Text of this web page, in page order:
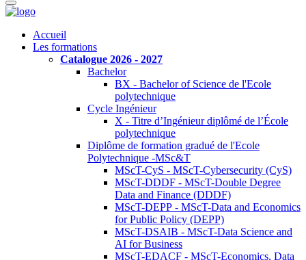
Accueil
Les formations
Catalogue 2026 - 2027
Bachelor
BX - Bachelor of Science de l'Ecole
polytechnique
Cycle Ingénieur
X - Titre d’Ingénieur diplômé de l’École
polytechnique
Diplôme de formation gradué de l'Ecole
Polytechnique -MSc&T
MScT-CyS - MScT-Cybersecurity (CyS)
MScT-DDDF - MScT-Double Degree
Data and Finance (DDDF)
MScT-DEPP - MScT-Data and Economics
for Public Policy (DEPP)
MScT-DSAIB - MScT-Data Science and
AI for Business
MScT-EDACF - MScT-Economics, Data